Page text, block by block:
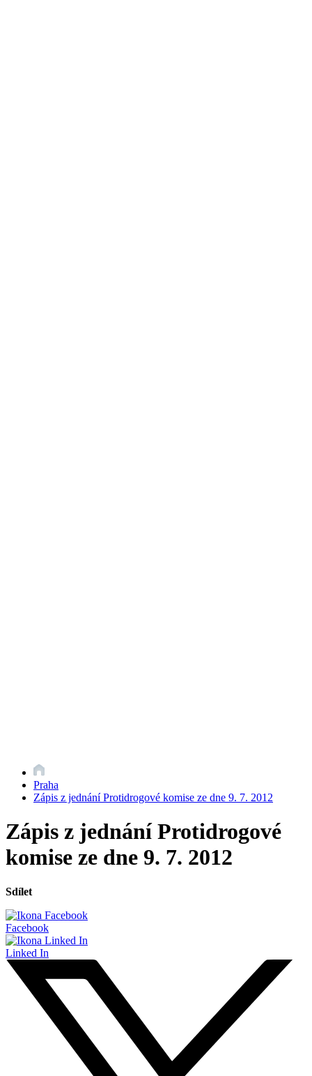
Praha
Zápis z jednání Protidrogové komise ze dne 9. 7. 2012
Zápis z jednání Protidrogové
komise ze dne 9. 7. 2012
Sdílet
Facebook
Linked In